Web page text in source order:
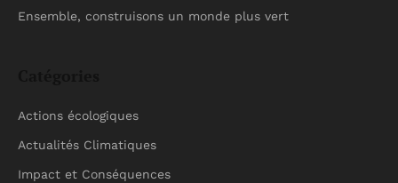
Ensemble, construisons un monde plus vert
Actions écologiques
Actualités Climatiques
Impact et Conséquences